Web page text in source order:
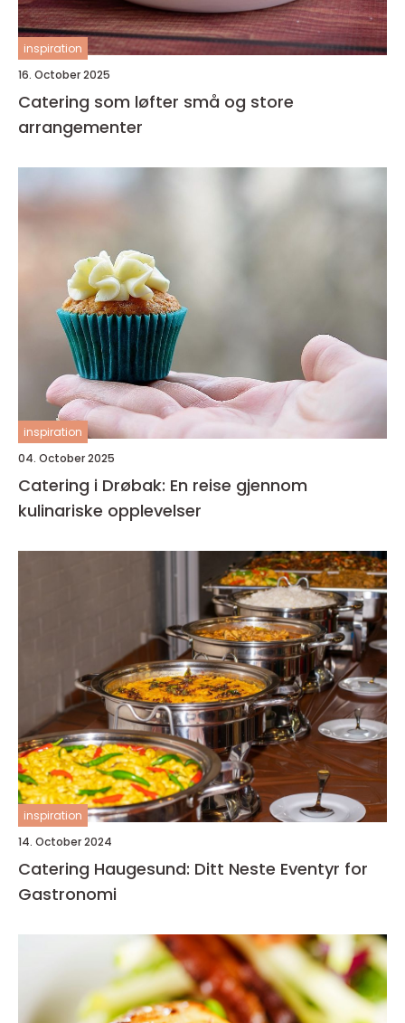
inspiration
16. October 2025
Catering som løfter små og store
arrangementer
inspiration
04. October 2025
Catering i Drøbak: En reise gjennom
kulinariske opplevelser
inspiration
14. October 2024
Catering Haugesund: Ditt Neste Eventyr for
Gastronomi